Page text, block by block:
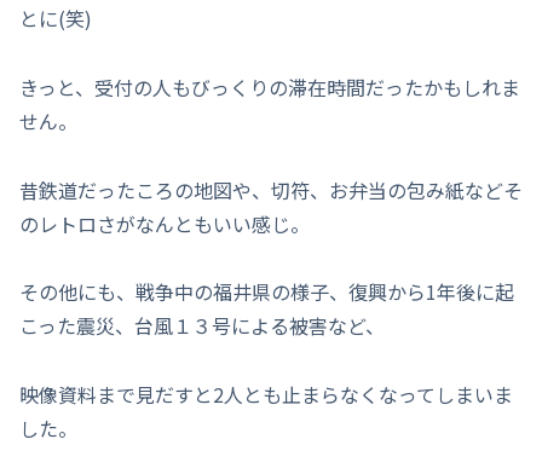
とに(笑)
きっと、受付の人もびっくりの滞在時間だったかもしれま
せん。
昔鉄道だったころの地図や、切符、お弁当の包み紙などそ
のレトロさがなんともいい感じ。
その他にも、戦争中の福井県の様子、復興から1年後に起
こった震災、台風１３号による被害など、
映像資料まで見だすと2人とも止まらなくなってしまいま
した。